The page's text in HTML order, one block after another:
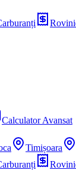
Calculator Avansat
Timișoara